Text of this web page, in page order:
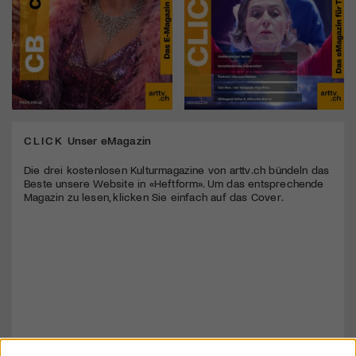
CLICK Unser eMagazin
Die drei kostenlosen Kulturmagazine von arttv.ch bündeln das
Beste unsere Website in «Heftform». Um das entsprechende
Magazin zu lesen, klicken Sie einfach auf das Cover.